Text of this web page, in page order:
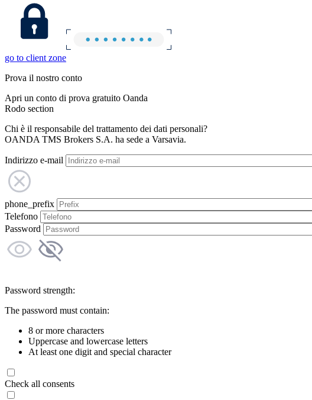
go to client zone
Prova il nostro conto
Apri un conto di prova gratuito Oanda
Rodo section
Chi è il responsabile del trattamento dei dati personali?
OANDA TMS Brokers S.A. ha sede a Varsavia.
Indirizzo e-mail
phone_prefix
Telefono
Password
Password strength:
The password must contain:
8 or more characters
Uppercase and lowercase letters
At least one digit and special character
Check all consents